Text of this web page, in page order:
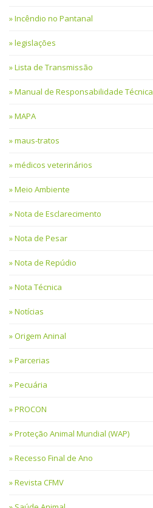
Incêndio no Pantanal
legislações
Lista de Transmissão
Manual de Responsabilidade Técnica
MAPA
maus-tratos
médicos veterinários
Meio Ambiente
Nota de Esclarecimento
Nota de Pesar
Nota de Repúdio
Nota Técnica
Notícias
Origem Aninal
Parcerias
Pecuária
PROCON
Proteção Animal Mundial (WAP)
Recesso Final de Ano
Revista CFMV